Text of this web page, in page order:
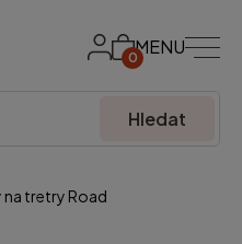
0MENU
Hledat
na tretry Road